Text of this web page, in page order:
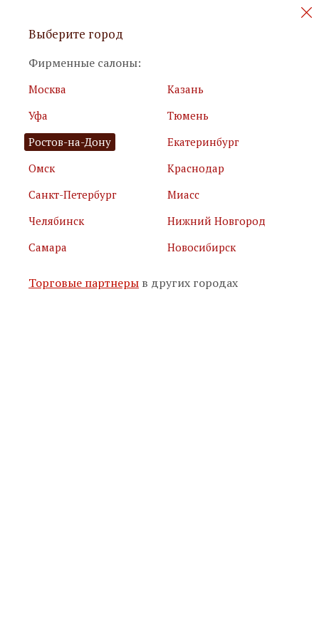
Персональные акции и новинки
Я принимаю
условия использования сайта
Я соглашаюсь сполитикой обработки персональных
Подписаться
Выберите город
Фирменные салоны:
Москва
Казань
Уфа
Тюмень
Ростов-на-Дону
Екатеринбург
Омск
Краснодар
Санкт-Петербург
Миасс
Челябинск
Нижний Новгород
Самара
Новосибирск
Торговые партнеры в других городах